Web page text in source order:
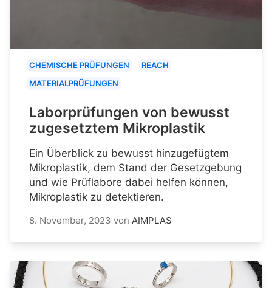
CHEMISCHE PRÜFUNGEN
REACH
MATERIALPRÜFUNGEN
Laborprüfungen von bewusst
zugesetztem Mikroplastik
Ein Überblick zu bewusst hinzugefügtem
Mikroplastik, dem Stand der Gesetzgebung
und wie Prüflabore dabei helfen können,
Mikroplastik zu detektieren.
8. November, 2023 von AIMPLAS